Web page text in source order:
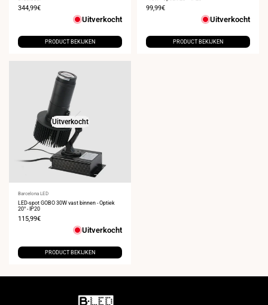
Verkoopprijs
344,99€
Uitverkocht
PRODUCT BEKIJKEN
Verkoopprijs
99,99€
Uitverkocht
PRODUCT BEKIJKEN
Uitverkocht
Leverancier:
Barcelona LED
LED-spot GOBO 30W vast binnen - Optiek
20° - IP20
Verkoopprijs
115,99€
Uitverkocht
PRODUCT BEKIJKEN